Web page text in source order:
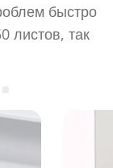
быстро
листов, так